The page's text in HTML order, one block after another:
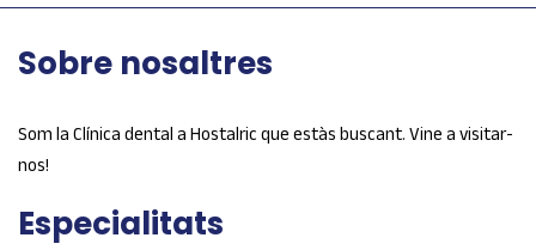
Sobre nosaltres
Som la Clínica dental a Hostalric que estàs buscant. Vine a visitar-
nos!
Especialitats